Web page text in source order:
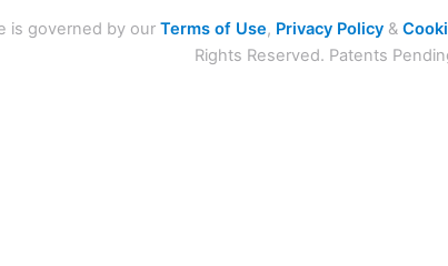
is governed by our Terms of Use, Privacy Policy&
Rights Reserved. Patents